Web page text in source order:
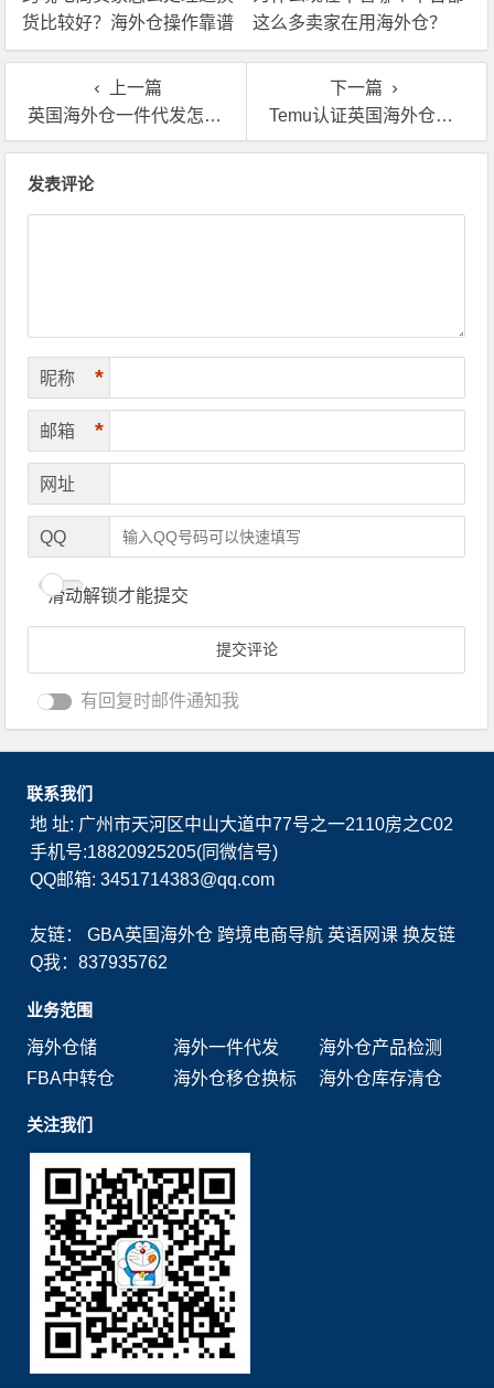
货比较好？海外仓操作靠谱
吗？
这么多卖家在用海外仓？
上一篇
英国海外仓一件代发怎么收费？看完这篇文章你应该就了解
下一篇
Temu认证英国海外仓有没有哪家比较好的？选仓要注意什么吗？
发表评论
昵称 *
邮箱 *
网址
QQ
滑动解锁才能提交
有回复时邮件通知我
联系我们
地 址: 广州市天河区中山大道中77号之一2110房之C02
手机号:18820925205(同微信号)
QQ邮箱: 3451714383@qq.com
友链：GBA英国海外仓 跨境电商导航 英语网课 换友链
Q我：837935762
业务范围
海外仓储
海外一件代发
海外仓产品检测
FBA中转仓
海外仓移仓换标 海外仓库存清仓
关注我们